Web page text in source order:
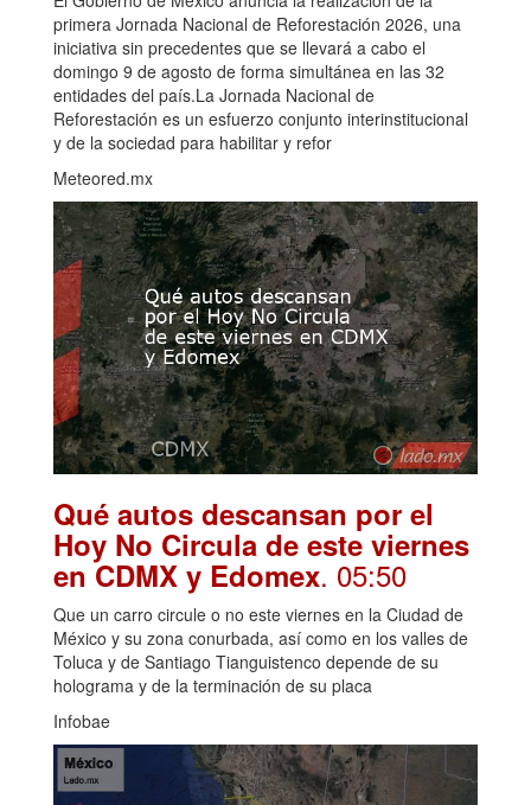
primera Jornada Nacional de Reforestación 2026, una
iniciativa sin precedentes que se llevará a cabo el
domingo 9 de agosto de forma simultánea en las 32
entidades del país.La Jornada Nacional de
Reforestación es un esfuerzo conjunto interinstitucional
y de la sociedad para habilitar y refor
Meteored.mx
Qué autos descansan por el
Hoy No Circula de este viernes
en CDMX y Edomex. 05:50
Que un carro circule o no este viernes en la Ciudad de
México y su zona conurbada, así como en los valles de
Toluca y de Santiago Tianguistenco depende de su
holograma y de la terminación de su placa
Infobae